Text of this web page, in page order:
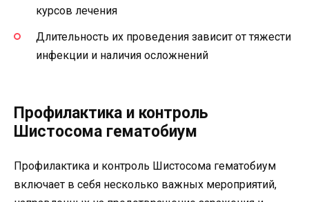
курсов лечения
Длительность их проведения зависит от тяжести
инфекции и наличия осложнений
Профилактика и контроль
Шистосома гематобиум
Профилактика и контроль Шистосома гематобиум
включает в себя несколько важных мероприятий,